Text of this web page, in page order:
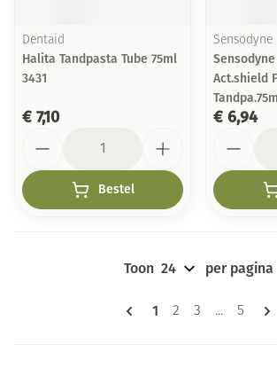
Dentaid
Halita Tandpasta Tube 75ml
3431
€ 7,10
Bestel
Sensodyne
Act.shield
€ 6,94
Pagina's
U lees momenteel
1 Pagina
2 Pagina
3 ... Pagina
5
Toon per pagina